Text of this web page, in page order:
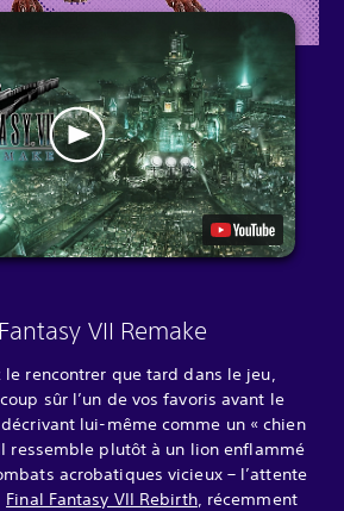
VII Remake
le rencontrer que tard dans le jeu,
sûr l’un de vos favoris avant le
lui-même comme un « chien
ressemble plutôt à un lion enflammé
acrobatiques vicieux – l’attente
Final Fantasy VII Rebirth, récemment